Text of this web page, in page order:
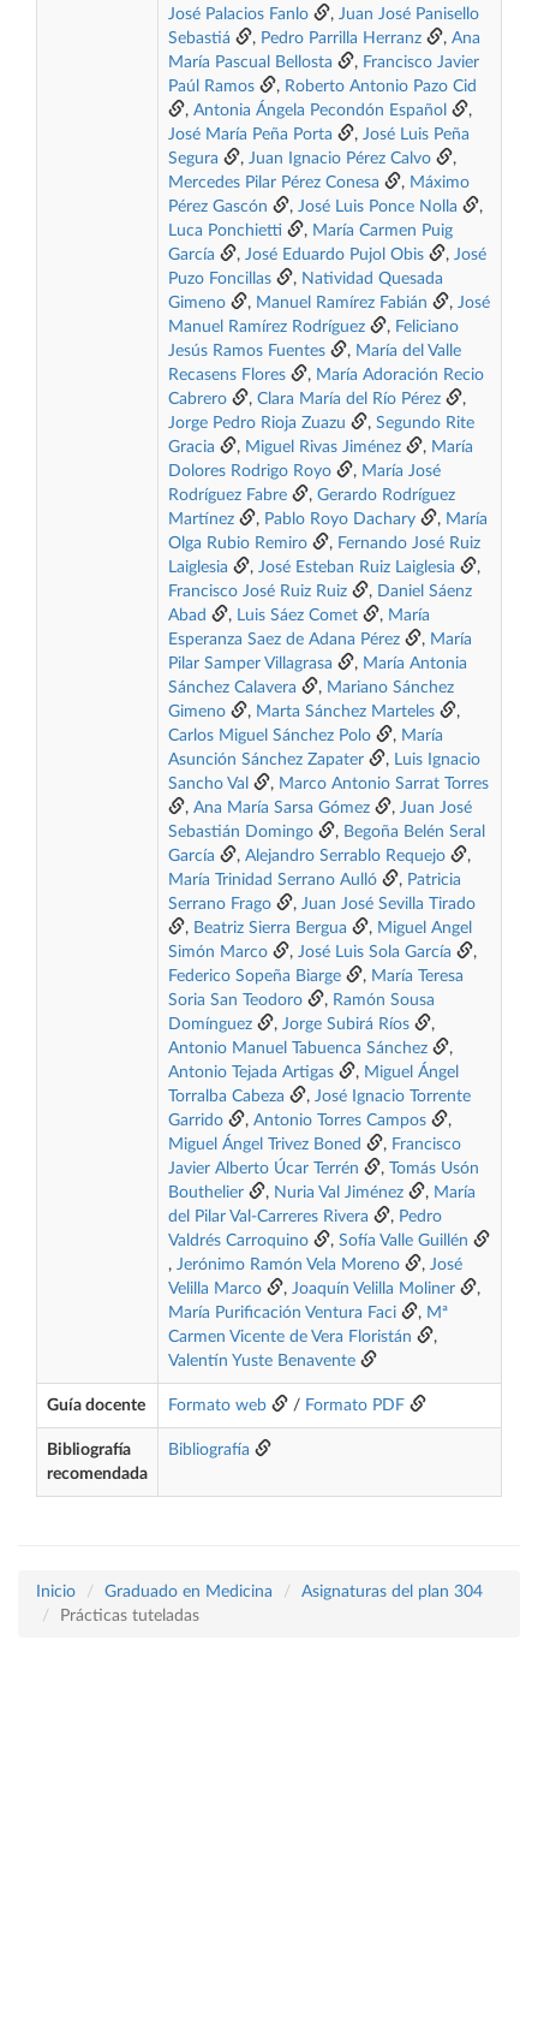
José Palacios Fanlo
, Juan José Panisello
Sebastiá
, Pedro Parrilla Herranz , Ana
María Pascual Bellosta
, Francisco Javier
Paúl Ramos
, Roberto Antonio Pazo Cid
, Antonia Ángela Pecondón Español
,
José María Peña Porta
, José Luis Peña
Segura
, Juan Ignacio Pérez Calvo
,
Mercedes Pilar Pérez Conesa
, Máximo
Pérez Gascón
, José Luis Ponce Nolla
,
Luca Ponchietti
, María Carmen Puig
García
, José Eduardo Pujol Obis , José
Puzo Foncillas
, Natividad Quesada
Gimeno
, Manuel Ramírez Fabián , José
Manuel Ramírez Rodríguez
, Feliciano
Jesús Ramos Fuentes
, María del Valle
Recasens Flores
, María Adoración Recio
Cabrero
, Clara María del Río Pérez
,
Jorge Pedro Rioja Zuazu
, Segundo Rite
Gracia
, Miguel Rivas Jiménez , María
Dolores Rodrigo Royo
, María José
Rodríguez Fabre
, Gerardo Rodríguez
Martínez
, Pablo Royo Dachary , María
Olga Rubio Remiro
, Fernando José Ruiz
Laiglesia
, José Esteban Ruiz Laiglesia
,
Francisco José Ruiz Ruiz
, Daniel Sáenz
Abad
, Luis Sáez Comet , María
Esperanza Saez de Adana Pérez
, María
Pilar Samper Villagrasa
, María Antonia
Sánchez Calavera
, Mariano Sánchez
Gimeno
, Marta Sánchez Marteles
,
Carlos Miguel Sánchez Polo
, María
Asunción Sánchez Zapater
, Luis Ignacio
Sancho Val
, Marco Antonio Sarrat Torres
, Ana María Sarsa Gómez , Juan José
Sebastián Domingo
, Begoña Belén Seral
García
, Alejandro Serrablo Requejo
,
María Trinidad Serrano Aulló
, Patricia
Serrano Frago
, Juan José Sevilla Tirado
, Beatriz Sierra Bergua , Miguel Angel
Simón Marco
, José Luis Sola García
,
Federico Sopeña Biarge
, María Teresa
Soria San Teodoro
, Ramón Sousa
Domínguez
, Jorge Subirá Ríos
,
Antonio Manuel Tabuenca Sánchez
,
Antonio Tejada Artigas
, Miguel Ángel
Torralba Cabeza
, José Ignacio Torrente
Garrido
, Antonio Torres Campos
,
Miguel Ángel Trivez Boned
, Francisco
Javier Alberto Úcar Terrén
,
Tomás Usón
Bouthelier
, Nuria Val Jiménez , María
del Pilar Val-Carreres Rivera
, Pedro
Valdrés Carroquino
, Sofía Valle Guillén
, Jerónimo Ramón Vela Moreno , José
Velilla Marco
, Joaquín Velilla Moliner
,
María Purificación Ventura Faci
, Mª
Carmen Vicente de Vera Floristán
,
Valentín Yuste Benavente
Guía docente Formato web / Formato PDF
Bibliografía
recomendada
Bibliografía
Inicio Graduado en Medicina
Asignaturas del plan 304
Prácticas tuteladas